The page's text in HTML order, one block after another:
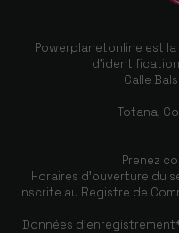
Powerplanetonline est la
d'identification
Calle
Totana,
Prenez
Horaires d'ouverture du
Inscrite au Registre de
Données